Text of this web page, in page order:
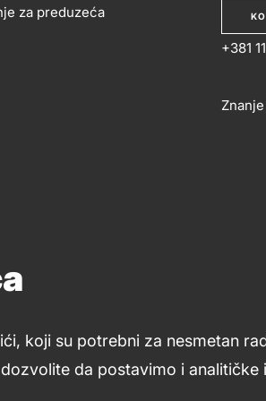
koji su potrebni za nesmetan
da postavimo i analitičke
za preduzeća
+381
Uslovi upotrebe